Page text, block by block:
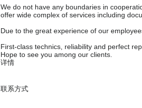
We do not have any boundaries in
offer wide complex of services including
Due to the great experience of our
First-class technics, reliability and perfect
Hope to see you among our clients.
详情
联系方式